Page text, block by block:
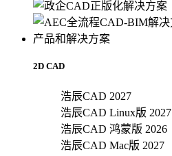
产品和解决方案
2D CAD
浩辰CAD 2027
浩辰CAD Linux版 2027
浩辰CAD 鸿蒙版 2026
浩辰CAD Mac版 2027